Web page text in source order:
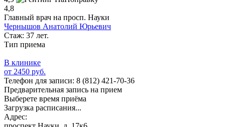
4,8
Главный врач на просп. Науки
Чернышов Анатолий Юрьевич
Стаж: 37 лет.
Тип приема
В клинике
от 2450 руб.
Телефон для записи: 8 (812) 421-70-36
Предварительная запись на прием
Выберете время приёма
Загрузка расписания...
Адрес: